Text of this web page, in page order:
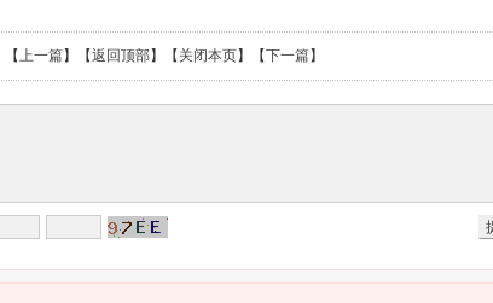
【上一篇】【返回顶部】【 关闭本页】【下一篇】